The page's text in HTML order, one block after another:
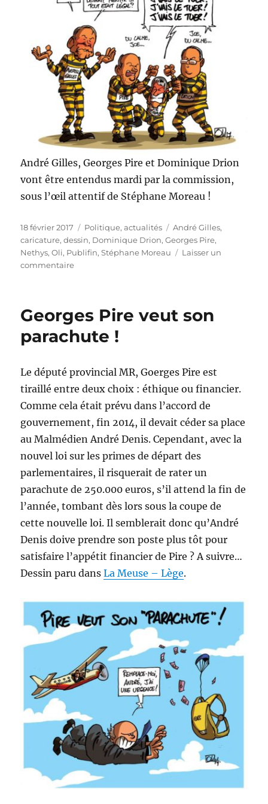
André Gilles, Georges Pire et Dominique Drion
vont être entendus mardi par la commission,
sous l’œil attentif de Stéphane Moreau !
Publié
le
18 février 2017 Catégories
Politique, actualités Étiquettes
André Gilles,
caricature,dessin, Dominique Drion,Georges Pire,
Nethys,Oli, Publifin,Stéphane Moreau
Laisser un
commentairesur
terror
Georges Pire veut son
parachute !
Le député provincial MR, Goerges Pire est
tiraillé entre deux choix : éthique ou financier.
Comme cela était prévu dans l’accord de
gouvernement, fin 2014, il devait céder sa place
au Malmédien André Denis. Cependant, avec la
nouvel loi sur les primes de départ des
parlementaires, il risquerait de rater un
parachute de 250.000 euros, s’il attend la fin de
l’année, tombant dès lors sous la coupe de
cette nouvelle loi. Il semblerait donc qu’André
Denis doive prendre son poste plus tôt pour
satisfaire l’appétit financier de Pire ? A suivre…
Dessin paru dansLa Meuse – Lège.